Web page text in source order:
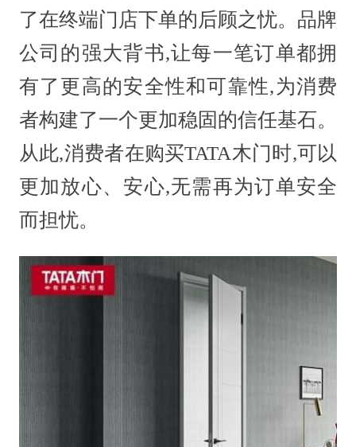
了在终端门店下单的后顾之忧。品牌
公司的强大背书,让每一笔订单都拥
有了更高的安全性和可靠性,为消费
者构建了一个更加稳固的信任基石。
从此,消费者在购买TATA木门时,可以
更加放心、安心,无需再为订单安全
而担忧。